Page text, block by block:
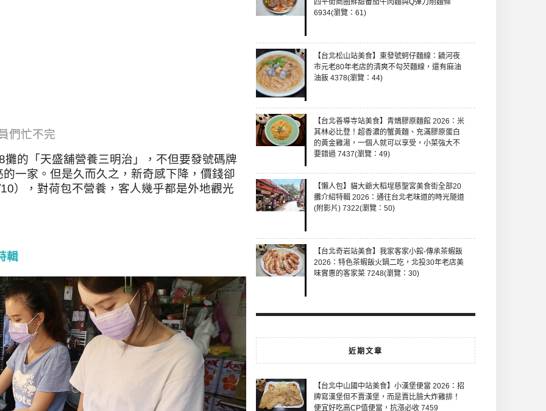
們忙不完
的「天盛舖營養三明治」，不但要發號碼牌
一家。但是久而久之，新奇感下降，價錢卻
），對荷包不營養，客人幾乎都是外地觀光
輯
四平街商圈鮮甜番茄牛肉麵與Q彈刀削麵條
6934(瀏覽：61)
【台北松山站美食】東發號蚵仔麵線：饒河夜
市元老80年老店的清爽不勾芡麵線，還有麻油
油飯 4378(瀏覽：44)
【台北善導寺站美食】青嬌膠原麵館 2026：米
其林必比登！超香濃的蟹黃麵、充滿膠原蛋白
的黃金雞湯，一個人就可以享受，小菜強大不
要錯過 7437(瀏覽：49)
【懶人包】貓大爺大稻埕慈聖宮美食街全部20
攤介紹特輯 2026：通往台北老味道的時光隧道
(附影片) 7322(瀏覽：50)
【台北奇岩站美食】我家客家小館-傳承茶蝦飯
2026：特色茶蝦飯火鍋二吃，北投30年老店美
味實惠的客家菜 7248(瀏覽：30)
近期文章
【台北中山國中站美食】小漢堡便當 2026：招
牌寫漢堡但不賣漢堡，而是賣比臉大炸雞排！
便宜好吃高CP值便當，抗漲必收 7459